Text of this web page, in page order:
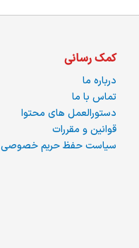
کمک رسانی
درباره ما
تماس با ما
دستورالعمل های محتوا
قوانین و مقررات
سیاست حفظ حریم خصوصی